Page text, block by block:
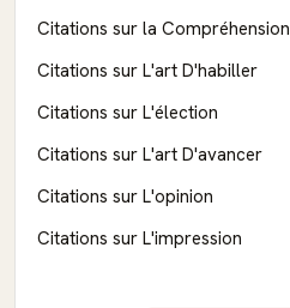
Citations sur la Compréhension
Citations sur L'art D'habiller
Citations sur L'élection
Citations sur L'art D'avancer
Citations sur L'opinion
Citations sur L'impression